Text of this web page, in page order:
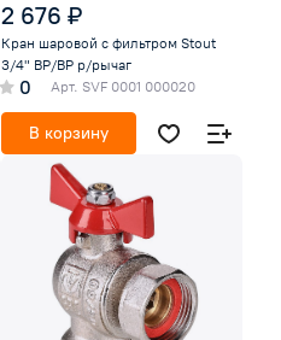
2 676 ₽
Кран шаровой с фильтром Stout
3/4" ВР/ВР р/рычаг
0 Арт. SVF 0001 000020
В корзину